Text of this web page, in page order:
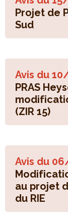
Projet de
Sud
Avis du
PRAS
(ZIR 15)
Avis du
au projet
du RIE